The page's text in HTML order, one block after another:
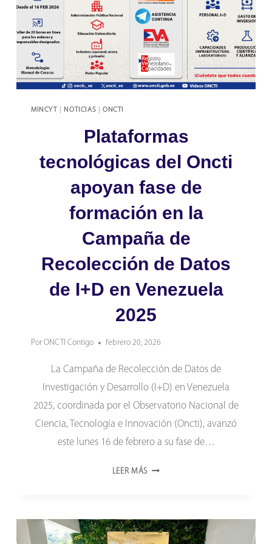
MINCYT NOTICIAS ONCTI
Plataformas
tecnológicas del Oncti
apoyan fase de
formación en la
Campaña de
Recolección de Datos
de I+D en Venezuela
2025
Por ONCTI Contigo febrero 20, 2026
La Campaña de Recolección de Datos de
Investigación y Desarrollo (I+D) en Venezuela
2025, coordinada por el Observatorio Nacional de
Ciencia, Tecnología e Innovación (Oncti), avanzó
este lunes 16 de febrero a su fase de…
LEER MÁS PLATAFORMAS
APOYAN
FASE